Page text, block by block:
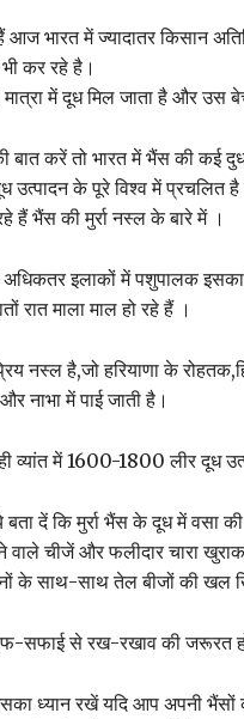
भारत में ज्यादातर किसान
कर रहे है।
में दूध मिल जाता है और उस
बात करें तो भारत में भैंस की कई
उत्पादन के पूरे विश्व में
हैं भैंस की मुर्रा नस्ल के बारे में ।
इलाकों में पशुपालक
रात माला माल हो रहे हैं ।
नस्ल है,जो हरियाणा के
नाभा में पाई जाती है।
में 1600-1800 लीर दूध
दें कि मुर्रा भैंस के दूध में वसा की
वाले चीजें और फलीदार चारा
के साथ-साथ तेल बीजों की खल
सफाई से रख-रखाव की जरूरत
ध्यान रखें यदि आप अपनी भैंसों